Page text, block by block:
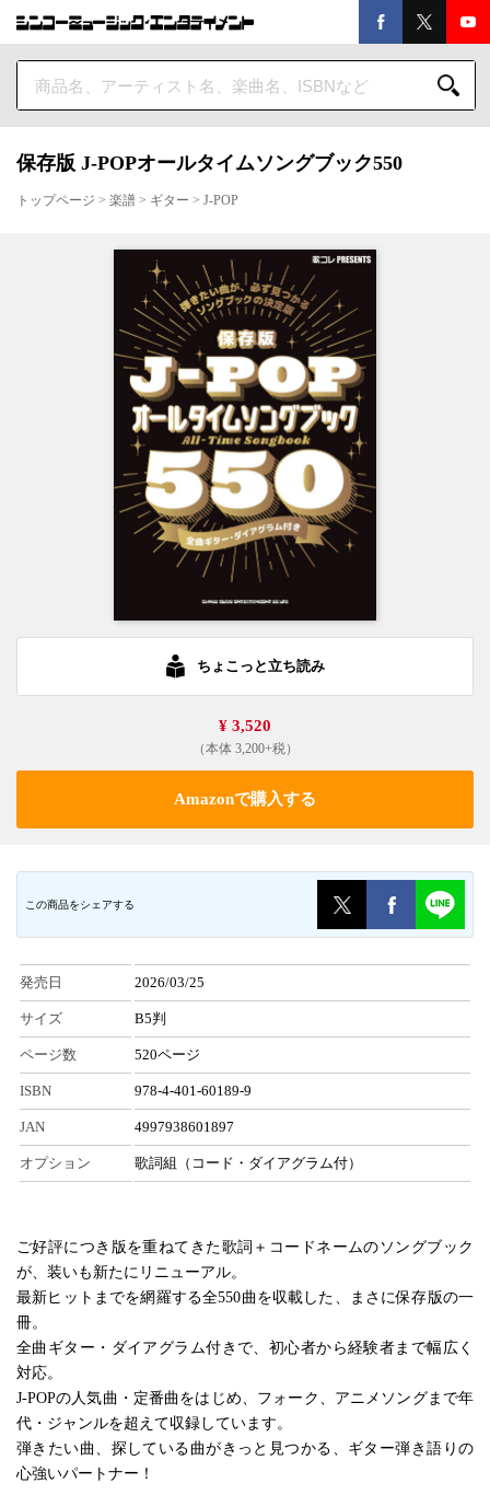
保存版 J-POPオールタイムソングブック550
トップページ > 楽譜 > ギター > J-POP
ちょこっと立ち読み
¥ 3,520
（本体 3,200+税）
Amazonで購入する
この商品をシェアする
発売日 2026/03/25
サイズ B5判
ページ数 520ページ
ISBN 978-4-401-60189-9
JAN 4997938601897
オプション 歌詞組（コード・ダイアグラム付）
ご好評につき版を重ねてきた歌詞＋コードネームのソングブック
が、装いも新たにリニューアル。
最新ヒットまでを網羅する全550曲を収載した、まさに保存版の一
冊。
全曲ギター・ダイアグラム付きで、初心者から経験者まで幅広く
対応。
J-POPの人気曲・定番曲をはじめ、フォーク、アニメソングまで年
代・ジャンルを超えて収録しています。
弾きたい曲、探している曲がきっと見つかる、ギター弾き語りの
心強いパートナー！